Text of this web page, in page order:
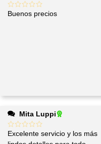
Buenos precios
Mita Luppi
Excelente servicio y los más